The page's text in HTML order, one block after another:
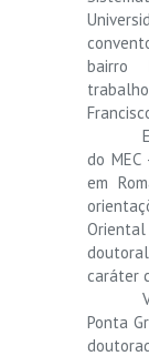
bairro
do MEC
em
caráter
Ponta